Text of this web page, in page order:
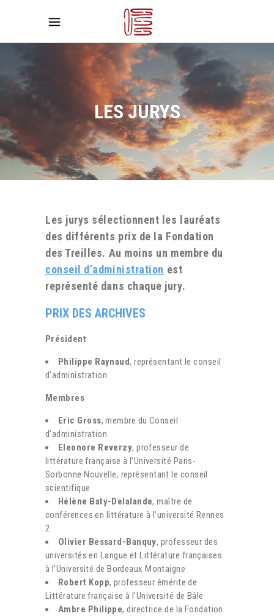
LES JURYS
Les jurys sélectionnent les lauréats
des différents prix de la Fondation
des Treilles. Au moins un membre du
conseil d’administration est
représenté dans chaque jury.
PRIX DES ARCHIVES
Président
Philippe Raynaud, représentant le conseil
d’administration
Membres
Eric Gross, membre du Conseil
d’administration
Eleonore Reverzy, professeur de
littérature française à l’Université Paris-
Sorbonne Nouvelle, représentant le conseil
scientifique
Hélène Baty-Delalande, maître de
conférences en littérature à l’université Rennes
2
Olivier Bessard-Banquy, professeur des
universités en Langue et Littérature françaises
à l’Université de Bordeaux Montaigne
Robert Kopp, professeur émérite de
Littérature française à l’Université de Bâle
Ambre Philippe, directrice de la Fondation